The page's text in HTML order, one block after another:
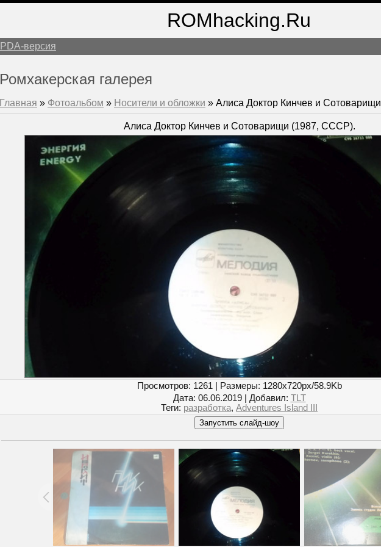
ROMhacking.Ru
PDA-версия
Ромхакерская галерея
Главная » Фотоальбом » Носители и обложки » Алиса Доктор Кинчев и Сотоварищи
Алиса Доктор Кинчев и Сотоварищи (1987, СССР).
Просмотров: 1261 | Размеры: 1280x720px/58.9Kb
Дата: 06.06.2019 | Добавил: TLT
Теги: разработка, Adventures Island III